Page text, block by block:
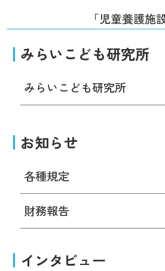
「児童養護施
みらいこども研究所
みらいこども研究所
お知らせ
各種規定
財務報告
インタビュー